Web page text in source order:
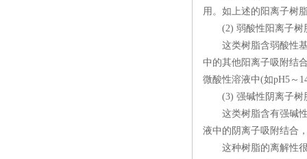
用。如上述的阳离子树
(2) 弱酸性阳离子树
这类树脂含弱酸性基
中的其他阳离子吸附结
微酸性溶液中(如pH5～
(3) 强碱性阴离子树
这类树脂含有强碱性
液中的阴离子吸附结合
这种树脂的离解性很